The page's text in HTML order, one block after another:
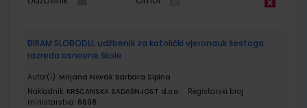
BIRAM SLOBODU; udžbenik za katolički vjeronauk šestoga
razreda osnovne škole
Autor(i): Mirjana Novak Barbara Sipina
Nakladnik: KRŠĆANSKA SADAŠNJOST d.o.o.
Registarski broj
ministarstva: 6698